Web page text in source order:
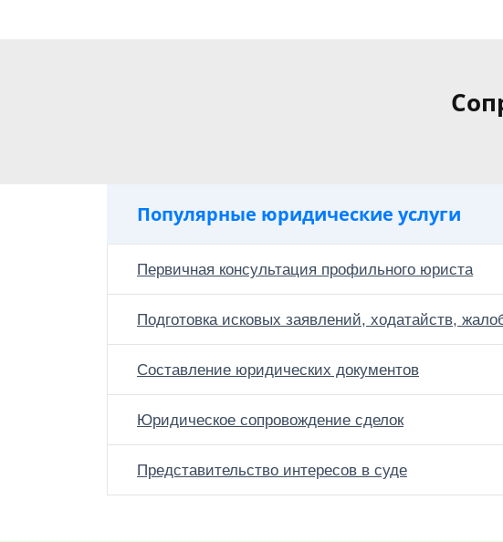
Популярные юридические услуги
Первичная консультация профильного юриста
Подготовка исковых заявлений, ходатайств,
Составление юридических документов
Юридическое сопровождение сделок
Представительство интересов в суде